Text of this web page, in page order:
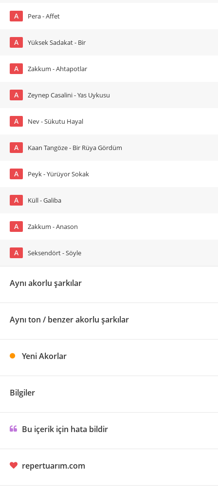
A Pera - Affet
A Yüksek Sadakat - Bir
A Zakkum - Ahtapotlar
A Zeynep Casalini - Yas Uykusu
A Nev - Sükutu Hayal
A Kaan Tangöze - Bir Rüya Gördüm
A Peyk - Yürüyor Sokak
A Küll - Galiba
A Zakkum - Anason
A Seksendört - Söyle
Aynı akorlu şarkılar
Aynı ton / benzer akorlu şarkılar
Yeni Akorlar
Bilgiler
Bu içerik için hata bildir
repertuarım.com